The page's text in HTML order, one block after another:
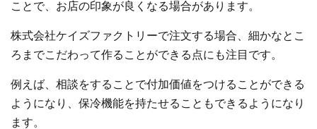
ことで、お店の印象が良くなる場合があります。
株式会社ケイズファクトリーで注文する場合、細かなとこ
ろまでこだわって作ることができる点にも注目です。
例えば、相談をすることで付加価値をつけることができる
ようになり、保冷機能を持たせることもできるようになり
ます。